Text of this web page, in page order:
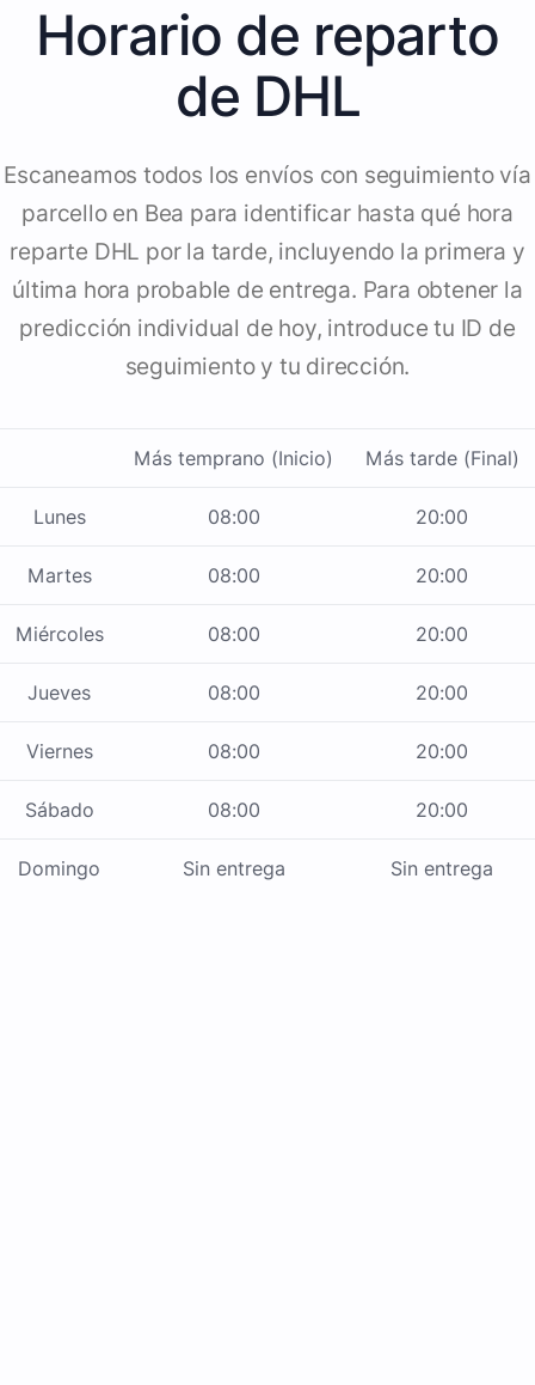
Horario de reparto
de DHL
Escaneamos todos los envíos con seguimiento vía
parcello en Bea para identificar hasta qué hora
reparte DHL por la tarde, incluyendo la primera y
última hora probable de entrega. Para obtener la
predicción individual de hoy, introduce tu ID de
seguimiento y tu dirección.
Más temprano (Inicio) Más tarde (Final)
Lunes 08:00 20:00
Martes 08:00 20:00
Miércoles 08:00 20:00
Jueves 08:00 20:00
Viernes 08:00 20:00
Sábado 08:00 20:00
Domingo Sin entrega Sin entrega